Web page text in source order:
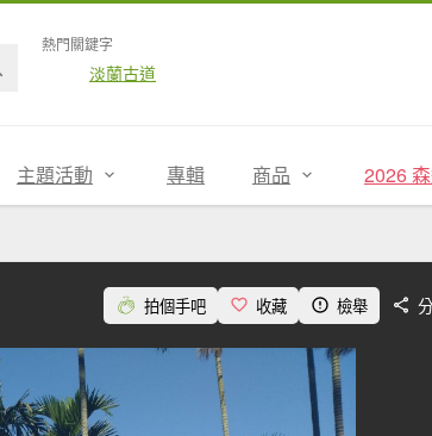
熱門關鍵字
淡蘭古道
主題活動 專輯 商品 2026
拍個手吧 收藏 檢舉